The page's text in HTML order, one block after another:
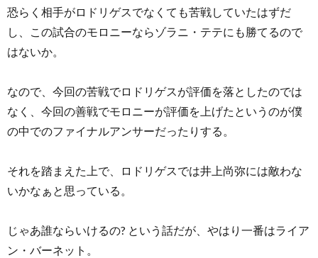
恐らく相手がロドリゲスでなくても苦戦していたはずだ
し、この試合のモロニーならゾラニ・テテにも勝てるので
はないか。
なので、今回の苦戦でロドリゲスが評価を落としたのでは
なく、今回の善戦でモロニーが評価を上げたというのが僕
の中でのファイナルアンサーだったりする。
それを踏まえた上で、ロドリゲスでは井上尚弥には敵わな
いかなぁと思っている。
じゃあ誰ならいけるの? という話だが、やはり一番はライア
ン・バーネット。